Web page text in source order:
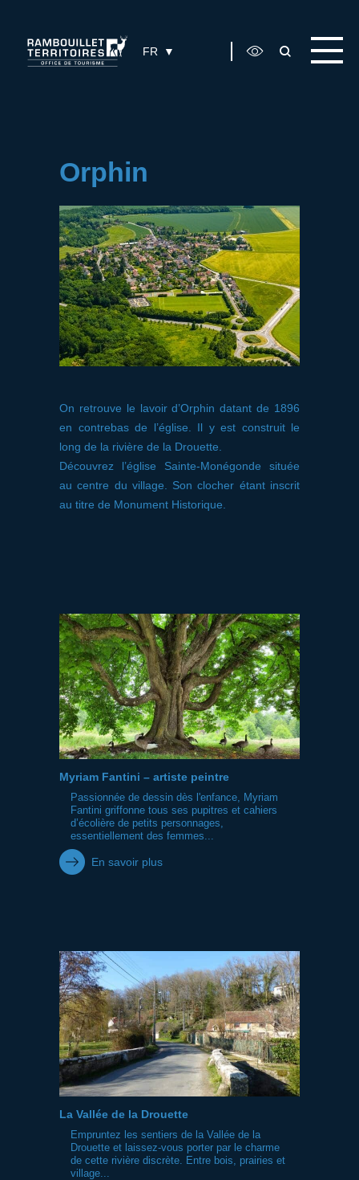
FR
Orphin
On retrouve le lavoir d’Orphin datant de 1896
en contrebas de l’église. Il y est construit le
long de la rivière de la Drouette.
Découvrez l’église Sainte-Monégonde située
au centre du village. Son clocher étant inscrit
au titre de Monument Historique.
Myriam Fantini – artiste peintre
Passionnée de dessin dès l'enfance, Myriam
Fantini griffonne tous ses pupitres et cahiers
d’écolière de petits personnages,
essentiellement des femmes...
En savoir plus
La Vallée de la Drouette
Empruntez les sentiers de la Vallée de la
Drouette et laissez-vous porter par le charme
de cette rivière discrète. Entre bois, prairies et
village...